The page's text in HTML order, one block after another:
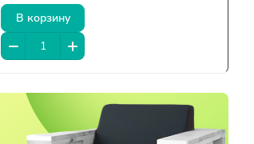
В корзину